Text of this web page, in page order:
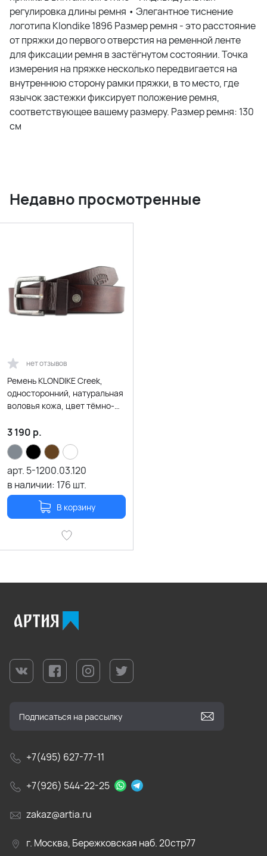
регулировка длины ремня • Элегантное тиснение
логотипа Klondike 1896 Размер ремня - это расстояние
от пряжки до первого отверстия на ременной ленте
для фиксации ремня в застёгнутом состоянии. Точка
измерения на пряжке несколько передвигается на
внутреннюю сторону рамки пряжки, в то место, где
язычок застежки фиксирует положение ремня,
соответствующее вашему размеру. Размер ремня: 130
см
Недавно просмотренные
нет отзывов
Ремень KLONDIKE Creek,
односторонний, натуральная
воловья кожа, цвет тёмно-
3 190 р.
арт. 5-1200.03.120
в наличии: 176 шт.
В корзину
+7(495) 627-77-11
+7(926) 544-22-25
zakaz@artia.ru
г. Москва, Бережковская наб. 20стр77